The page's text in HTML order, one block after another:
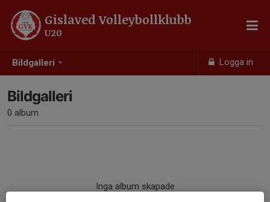
Bildgalleri Logga in
Gislaved Volleybollklubb
U20
Bildgalleri
0 album
Inga album skapade